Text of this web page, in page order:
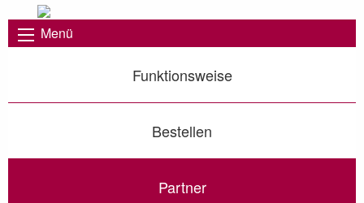
Menü
Funktionsweise
Bestellen
Partner